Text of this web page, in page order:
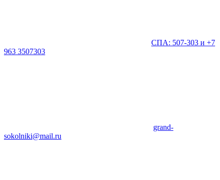
СПА: 507-303 и +7
963 3507303
grand-
sokolniki@mail.ru